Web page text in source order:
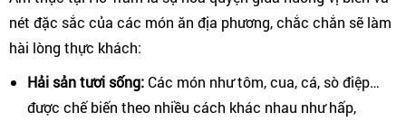
nét đặc sắc của các món ăn địa phương, chắc chắn sẽ làm
hài lòng thực khách:
Hải sản tươi sống: Các món như tôm, cua, cá, sò điệp…
được chế biến theo nhiều cách khác nhau như hấp,